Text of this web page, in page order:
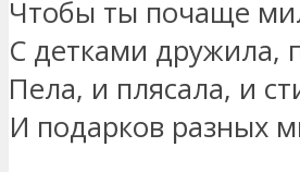
Чтобы ты почаще
С детками дружила,
Пела, и плясала, и
И подарков разных